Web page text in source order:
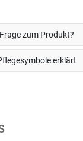
Frage zum Produkt?
erklärt